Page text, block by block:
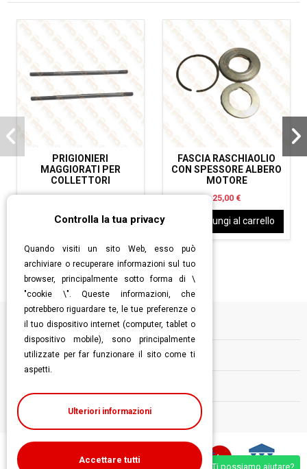
PRIGIONIERI
MAGGIORATI PER
COLLETTORI
Aggiungi al carrello
FASCIA RASCHIAOLIO
CON SPESSORE ALBERO
MOTORE
25,00 €
Aggiungi al carrello
Informazioni
Follow us
Ti possiamo aiutare?
Controlla la tua privacy
Quando visiti un sito Web, esso può
archiviare o recuperare informazioni sul tuo
browser, principalmente sotto forma di \
"cookie \". Queste informazioni, che
potrebbero riguardare te, le tue preferenze o
il tuo dispositivo internet (computer, tablet o
dispositivo mobile), sono principalmente
utilizzate per far funzionare il sito come ti
aspetti.
Ulteriori informazioni
Accettare tutti